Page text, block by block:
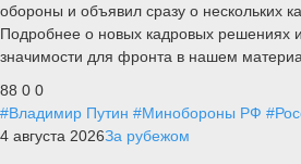
обороны и объявил сразу о нескольких
Подробнее о новых кадровых решениях и
значимости для фронта в нашем
88 0 0
#Владимир Путин #Минобороны РФ
4 августа 2026За рубежом